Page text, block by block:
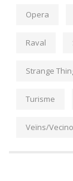
Opera
Raval
Strange
Turisme
Veïns/